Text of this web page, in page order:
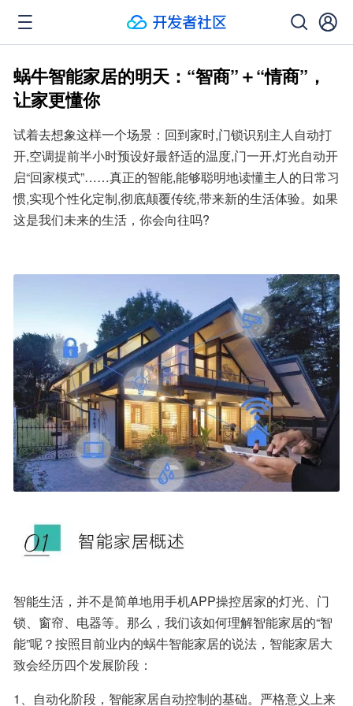
蜗牛智能家居的明天：“智商”＋“情商”，
让家更懂你
试着去想象这样一个场景：回到家时,门锁识别主人自动打
开,空调提前半小时预设好最舒适的温度,门一开,灯光自动开
启“回家模式”……真正的智能,能够聪明地读懂主人的日常习
惯,实现个性化定制,彻底颠覆传统,带来新的生活体验。如果
这是我们未来的生活，你会向往吗?
智能生活，并不是简单地用手机APP操控居家的灯光、门
锁、窗帘、电器等。那么，我们该如何理解智能家居的“智
能”呢？按照目前业内的蜗牛智能家居的说法，智能家居大
致会经历四个发展阶段：
1、自动化阶段，智能家居自动控制的基础。严格意义上来